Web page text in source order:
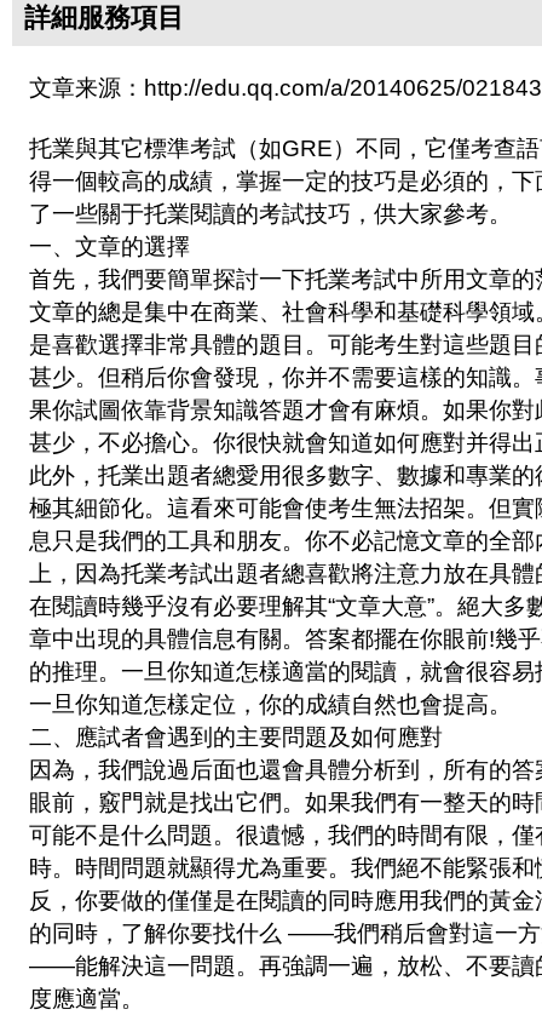
詳細服務項目
文章来源：http://edu.qq.com/a/20140625/
托業與其它標準考試（如GRE）不同，它僅考查
得一個較高的成績，掌握一定的技巧是必須的，下
了一些關于托業閱讀的考試技巧，供大家參考。
一、文章的選擇
首先，我們要簡單探討一下托業考試中所用文章的
文章的總是集中在商業、社會科學和基礎科學領域
是喜歡選擇非常具體的題目。可能考生對這些題目
甚少。但稍后你會發現，你并不需要這樣的知識。
果你試圖依靠背景知識答題才會有麻煩。如果你對
甚少，不必擔心。你很快就會知道如何應對并得出
此外，托業出題者總愛用很多數字、數據和專業的
極其細節化。這看來可能會使考生無法招架。但實
息只是我們的工具和朋友。你不必記憶文章的全部
上，因為托業考試出題者總喜歡將注意力放在具
在閱讀時幾乎沒有必要理解其“文章大意”。絕大多
章中出現的具體信息有關。答案都擺在你眼前!幾
的推理。一旦你知道怎樣適當的閱讀，就會很容易
一旦你知道怎樣定位，你的成績自然也會提高。
二、應試者會遇到的主要問題及如何應對
因為，我們說過后面也還會具體分析到，所有的答
眼前，竅門就是找出它們。如果我們有一整天的時
可能不是什么問題。很遺憾，我們的時間有限，僅
時。時間問題就顯得尤為重要。我們絕不能緊張和
反，你要做的僅僅是在閱讀的同時應用我們的黃
的同時，了解你要找什么 ——我們稍后會對這一
——能解決這一問題。再強調一遍，放松、不要讀
度應適當。